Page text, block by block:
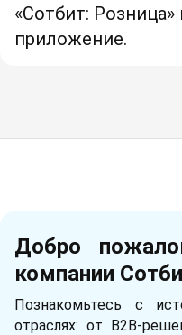
«Сотбит:
приложение.
Добро
компании
Познакомьтесь с
отраслях: от B2B-